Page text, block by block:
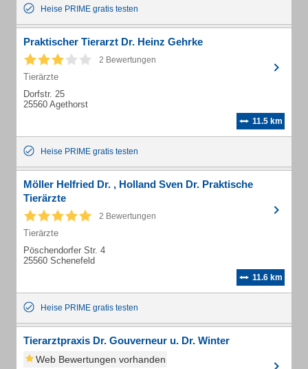
Heise PRIME gratis testen
Praktischer Tierarzt Dr. Heinz Gehrke
2 Bewertungen
Tierärzte
Dorfstr. 25
25560 Agethorst
11.5 km
Heise PRIME gratis testen
Möller Helfried Dr. , Holland Sven Dr. Praktische
Tierärzte
2 Bewertungen
Tierärzte
Pöschendorfer Str. 4
25560 Schenefeld
11.6 km
Heise PRIME gratis testen
Tierarztpraxis Dr. Gouverneur u. Dr. Winter
Web Bewertungen vorhanden